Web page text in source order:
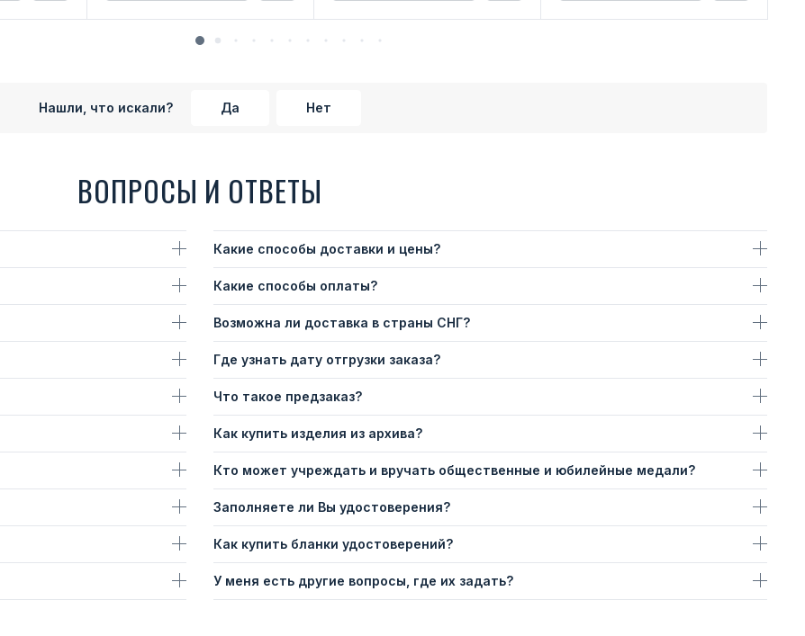
Нашли, что искали? Да Нет
ВОПРОСЫ И ОТВЕТЫ
Какие способы доставки и цены?
Какие способы оплаты?
Возможна ли доставка в страны СНГ?
Где узнать дату отгрузки заказа?
Что такое предзаказ?
Как купить изделия из архива?
Кто может учреждать и вручать общественные и юбилейные медали?
Заполняете ли Вы удостоверения?
Как купить бланки удостоверений?
У меня есть другие вопросы, где их задать?